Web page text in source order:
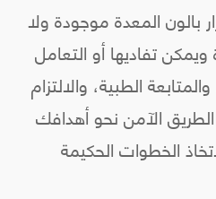
بالون المعدة موجودة ولا
تفاديها أو التعامل
الطبية، والالتزام
الآمن نحو أهدافك
الخطوات الحكيمة